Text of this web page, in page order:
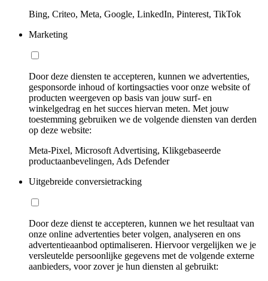
Bing, Criteo, Meta, Google, LinkedIn, Pinterest, TikTok
Marketing
Door deze diensten te accepteren, kunnen we advertenties,
gesponsorde inhoud of kortingsacties voor onze website of
producten weergeven op basis van jouw surf- en
winkelgedrag en het succes hiervan meten. Met jouw
toestemming gebruiken we de volgende diensten van derden
op deze website:
Meta-Pixel, Microsoft Advertising, Klikgebaseerde
productaanbevelingen, Ads Defender
Uitgebreide conversietracking
Door deze dienst te accepteren, kunnen we het resultaat van
onze online advertenties beter volgen, analyseren en ons
advertentieaanbod optimaliseren. Hiervoor vergelijken we je
versleutelde persoonlijke gegevens met de volgende externe
aanbieders, voor zover je hun diensten al gebruikt: